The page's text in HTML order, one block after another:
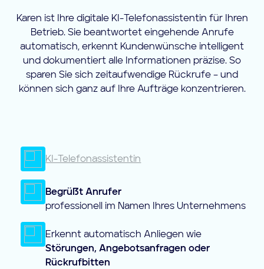
Karen ist Ihre digitale KI-Telefonassistentin für Ihren
Betrieb. Sie beantwortet eingehende Anrufe
automatisch, erkennt Kundenwünsche intelligent
und dokumentiert alle Informationen präzise. So
sparen Sie sich zeitaufwendige Rückrufe – und
können sich ganz auf Ihre Aufträge konzentrieren.
KI-Telefonassistentin
Begrüßt Anrufer
professionell im Namen Ihres Unternehmens
Erkennt automatisch Anliegen wie
Störungen, Angebotsanfragen oder
Rückrufbitten